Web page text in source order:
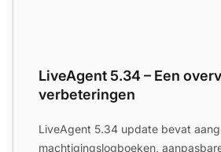
LiveAgent 5.34 – Een
verbeteringen
LiveAgent 5.34 update bevat
machtigingslogboeken,